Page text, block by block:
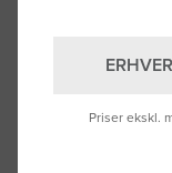
Priser ekskl.